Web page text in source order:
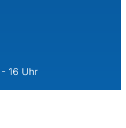
16 Uhr